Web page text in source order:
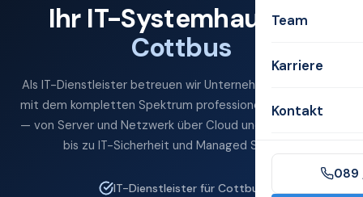
Team
Karriere
Kontakt
089
Ihr IT-Systemhaus für
Cottbus
Als IT-Dienstleister betreuen wir Unternehmen in Cottbus
mit dem kompletten Spektrum professioneller IT-Services
— von Server und Netzwerk über Cloud und Microsoft 365
bis zu IT-Sicherheit und Managed Services.
IT-Dienstleister für Cottbus